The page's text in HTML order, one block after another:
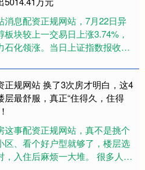
消息配资正规网站，7月22日异
板块较上一交易日上涨3.74%，
石化领涨。当日上证指数报收于
正规网站 换了3次房才明白，这4
层最舒服，真正“住得久，住得
这事配资正规网站，真不是挑个
区、看个好户型就够了，楼层选
，入住后麻烦一大堆。 很多人第